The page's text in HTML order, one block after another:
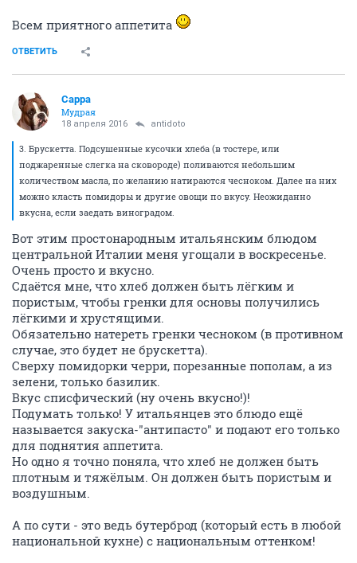
Всем приятного аппетита
ОТВЕТИТЬ
Сарра
Мудрая
18 апреля 2016 antidoto
3. Брускетта. Подсушенные кусочки хлеба (в тостере, или
поджаренные слегка на сковороде) поливаются небольшим
количеством масла, по желанию натираются чесноком. Далее на них
можно класть помидоры и другие овощи по вкусу. Неожиданно
вкусна, если заедать виноградом.
Вот этим простонародным итальянским блюдом
центральной Италии меня угощали в воскресенье.
Очень просто и вкусно.
Сдаётся мне, что хлеб должен быть лёгким и
пористым, чтобы гренки для основы получились
лёгкими и хрустящими.
Обязательно натереть гренки чесноком (в противном
случае, это будет не брускетта).
Сверху помидорки черри, порезанные пополам, а из
зелени, только базилик.
Вкус списфический (ну очень вкусно!)!
Подумать только! У итальянцев это блюдо ещё
называется закуска-"антипасто" и подают его только
для поднятия аппетита.
Но одно я точно поняла, что хлеб не должен быть
плотным и тяжёлым. Он должен быть пористым и
воздушным.
А по сути - это ведь бутерброд (который есть в любой
национальной кухне) с национальным оттенком!